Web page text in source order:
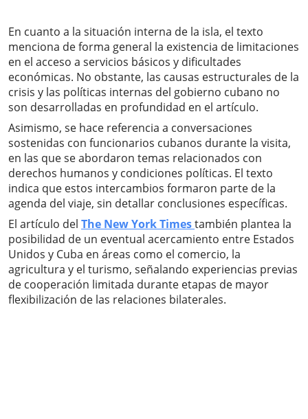
En cuanto a la situación interna de la isla, el texto
menciona de forma general la existencia de limitaciones
en el acceso a servicios básicos y dificultades
económicas. No obstante, las causas estructurales de la
crisis y las políticas internas del gobierno cubano no
son desarrolladas en profundidad en el artículo.
Asimismo, se hace referencia a conversaciones
sostenidas con funcionarios cubanos durante la visita,
en las que se abordaron temas relacionados con
derechos humanos y condiciones políticas. El texto
indica que estos intercambios formaron parte de la
agenda del viaje, sin detallar conclusiones específicas.
El artículo del The New York Timestambién plantea la
posibilidad de un eventual acercamiento entre Estados
Unidos y Cuba en áreas como el comercio, la
agricultura y el turismo, señalando experiencias previas
de cooperación limitada durante etapas de mayor
flexibilización de las relaciones bilaterales.